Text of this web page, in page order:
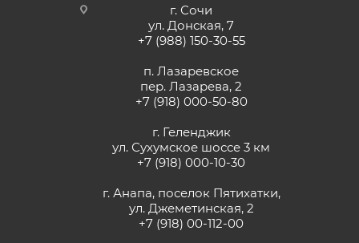
г. Сочи
ул. Донская, 7
+7 (988) 150-30-55
п. Лазаревское
пер. Лазарева, 2
+7 (918) 000-50-80
г. Геленджик
ул. Сухумское шоссе 3 км
+7 (918) 000-10-30
г. Анапа, поселок Пятихатки,
ул. Джеметинская, 2
+7 (918) 00-112-00